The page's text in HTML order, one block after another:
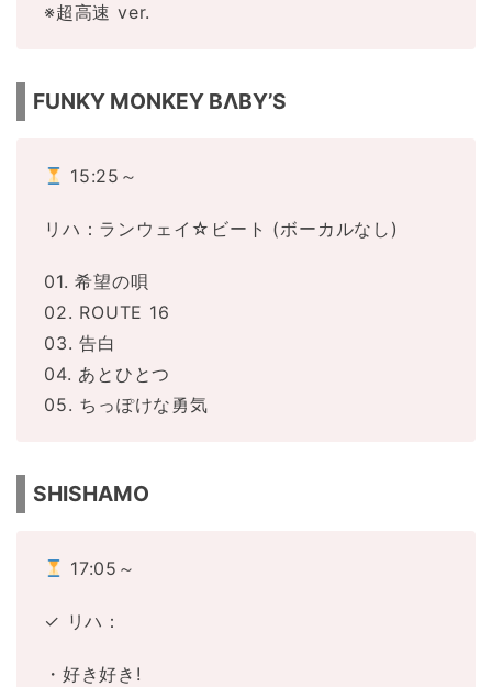
※超高速 ver.
FUNKY MONKEY BΛBY’S
15:25～
リハ：ランウェイ☆ビート (ボーカルなし)
01. 希望の唄
02. ROUTE 16
03. 告白
04. あとひとつ
05. ちっぽけな勇気
SHISHAMO
17:05～
✓ リハ：
・好き好き!